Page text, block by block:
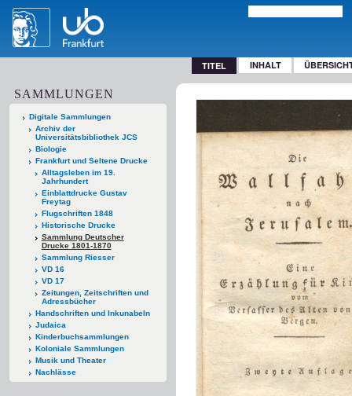
TITEL INHALT
SAMMLUNGEN
Digitale Sammlungen
Archiv der
Universitätsbibliothek JCS
Biologie
Frankfurt und Seltene Drucke
Alltagsleben im 19.
Jahrhundert
Einblattdrucke Gustav
Freytag
Flugschriften 1848
Historische Drucke
Sammlung Deutscher
Drucke 1801-1870
Sammlung Riesser
VD 16
VD 17
Zeitungen, Zeitschriften und
Adressbücher
Handschriften und Inkunabeln
Judaica
Kinderbuchsammlungen
Koloniale Sammlungen
Musik und Theater
Nachlässe